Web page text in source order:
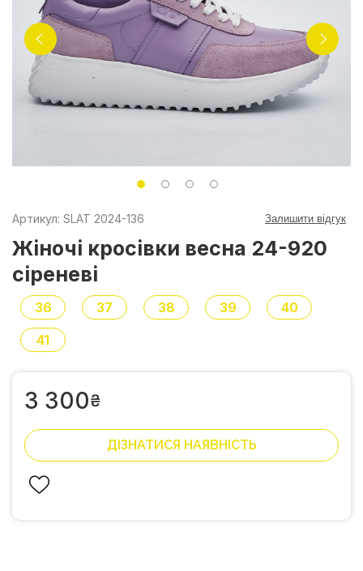
Артикул: SLAT 2024-136 Залишити відгук
Жіночі кросівки весна 24-920
сіреневі
36 37 38 39
40
41
3 300₴
ДІЗНАТИСЯ НАЯВНІСТЬ